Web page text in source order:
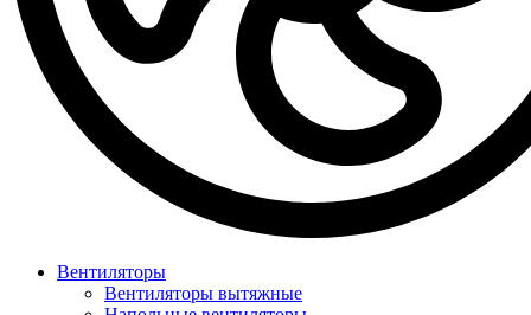
Вентиляторы
Вентиляторы вытяжные